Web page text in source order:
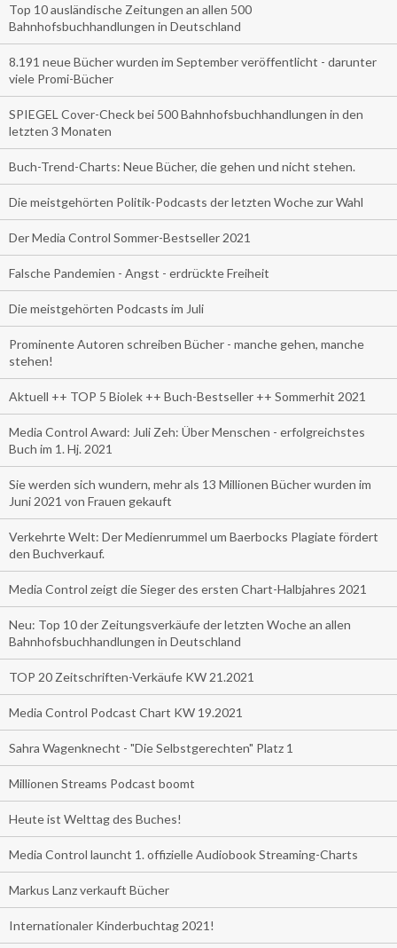
Top 10 ausländische Zeitungen an allen 500
Bahnhofsbuchhandlungen in Deutschland
8.191 neue Bücher wurden im September veröffentlicht - darunter
viele Promi-Bücher
SPIEGEL Cover-Check bei 500 Bahnhofsbuchhandlungen in den
letzten 3 Monaten
Buch-Trend-Charts: Neue Bücher, die gehen und nicht stehen.
Die meistgehörten Politik-Podcasts der letzten Woche zur Wahl
Der Media Control Sommer-Bestseller 2021
Falsche Pandemien - Angst - erdrückte Freiheit
Die meistgehörten Podcasts im Juli
Prominente Autoren schreiben Bücher - manche gehen, manche
stehen!
Aktuell ++ TOP 5 Biolek ++ Buch-Bestseller ++ Sommerhit 2021
Media Control Award: Juli Zeh: Über Menschen - erfolgreichstes
Buch im 1. Hj. 2021
Sie werden sich wundern, mehr als 13 Millionen Bücher wurden im
Juni 2021 von Frauen gekauft
Verkehrte Welt: Der Medienrummel um Baerbocks Plagiate fördert
den Buchverkauf.
Media Control zeigt die Sieger des ersten Chart-Halbjahres 2021
Neu: Top 10 der Zeitungsverkäufe der letzten Woche an allen
Bahnhofsbuchhandlungen in Deutschland
TOP 20 Zeitschriften-Verkäufe KW 21.2021
Media Control Podcast Chart KW 19.2021
Sahra Wagenknecht - "Die Selbstgerechten" Platz 1
Millionen Streams Podcast boomt
Heute ist Welttag des Buches!
Media Control launcht 1. offizielle Audiobook Streaming-Charts
Markus Lanz verkauft Bücher
Internationaler Kinderbuchtag 2021!